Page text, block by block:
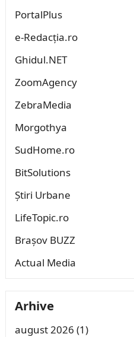
PortalPlus
e-Redacția.ro
Ghidul.NET
ZoomAgency
ZebraMedia
Morgothya
SudHome.ro
BitSolutions
Știri Urbane
LifeTopic.ro
Brașov BUZZ
Actual Media
Arhive
august 2026 (1)